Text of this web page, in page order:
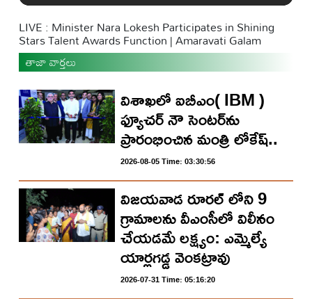
LIVE : Minister Nara Lokesh Participates in Shining
Stars Talent Awards Function | Amaravati Galam
తాజా వార్తలు
విశాఖలో ఐబీఎం( IBM )
ఫ్యూచర్ నౌ సెంటర్‌ను
ప్రారంభించిన మంత్రి లోకేష్..
2026-08-05 Time: 03:30:56
విజయవాడ రూరల్ లోని 9
గ్రామాలను వీఎంసీలో విలీనం
చేయడమే లక్ష్యం: ఎమ్మెల్యే
యార్లగడ్డ వెంకట్రావు
2026-07-31 Time: 05:16:20